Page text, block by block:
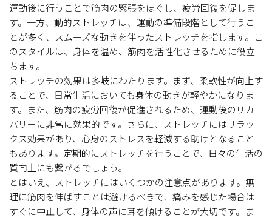
運動後に行うことで筋肉の緊張をほぐし、疲労回復を促しま
す。一方、動的ストレッチは、運動の準備段階として行うこ
とが多く、スムーズな動きを伴ったストレッチを指します。こ
のスタイルは、身体を温め、筋肉を活性化させるために役立
ちます。
ストレッチの効果は多岐にわたります。まず、柔軟性が向上す
ることで、日常生活においても身体の動きが軽やかになりま
す。また、筋肉の疲労回復が促進されるため、運動後のリカ
バリーに非常に効果的です。さらに、ストレッチにはリラッ
クス効果があり、心身のストレスを軽減する助けとなること
もあります。定期的にストレッチを行うことで、日々の生活の
質向上にも繋がるでしょう。
とはいえ、ストレッチにはいくつかの注意点があります。無
理に筋肉を伸ばすことは避けるべきで、痛みを感じた場合は
すぐに中止して、身体の声に耳を傾けることが大切です。ま